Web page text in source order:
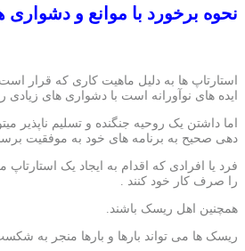
نحوه برخورد با موانع و دشواری
استارتاپ ها به دلیل ماهیت کاری که قرار
ایده های نوآورانه است با دشواری های زیادی
اما داشتن یک روحیه جنگنده و تسلیم ناپذیر
دهی صحیح به برنامه های خود به موفقیت
فرد یا افرادی که اقدام به ایجاد یک استارتاپ
را صرف کار خود کنند .
همچنین اهل ریسک باشند.
ریسک ها می تواند بارها و بارها منجر به